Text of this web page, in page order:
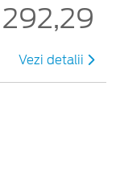
Vezi detalii